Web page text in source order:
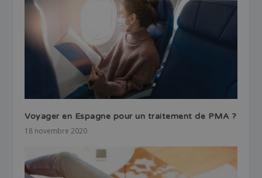
Voyager en Espagne pour un traitement de PMA ?
18 novembre 2020